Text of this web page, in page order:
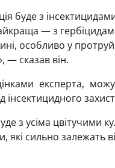
буде з
— з
особливо у
— сказав він.
експерта,
інсектицидного
з усіма цвітучими
які сильно залежать